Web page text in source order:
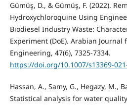
Gümüş, D., & Gümüş, F. (2022).
Hydroxychloroquine Using
Biodiesel Industry Waste:
Experiment (DoE). Arabian Journal
Engineering, 47(6), 7325-7334.
https://doi.org/10.1007/s13369-
Hassan, A., Samy, G., Hegazy, M.,
Statistical analysis for water